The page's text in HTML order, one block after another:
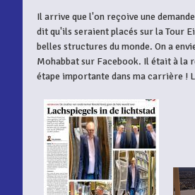
Il arrive que l'on reçoive une
dit qu'ils seraient placés sur la Tour
belles structures du monde. On a
Mohabbat sur Facebook. Il était à la
étape importante dans ma carrière !